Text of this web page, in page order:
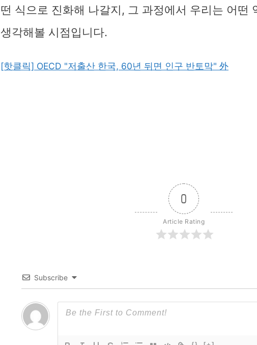
떤 식으로 진화해 나갈지, 그 과정에서 우리는 어떤
생각해볼 시점입니다.
[핫클릭] OECD "저출산 한국, 60년 뒤면 인구 반토막" 外
0
Article Rating
Subscribe